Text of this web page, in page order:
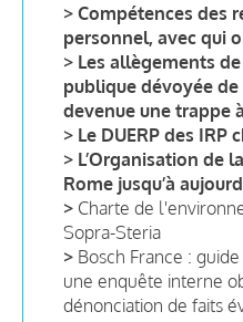
> Compétences des
personnel, avec qui
> Les allègements
publique dévoyée
devenue une trappe
> Le DUERP des IRP
> L’Organisation de
Rome jusqu’à
> Charte de
Sopra-Steria
> Bosch France :
une enquête interne
dénonciation de faits